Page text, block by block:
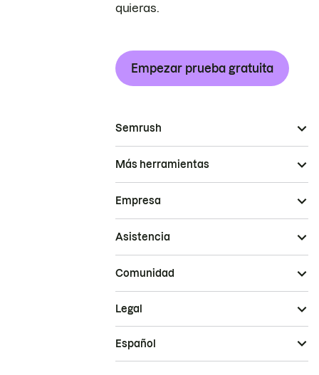
quieras.
Empezar prueba gratuita
Semrush
Más herramientas
Empresa
Asistencia
Comunidad
Legal
Español